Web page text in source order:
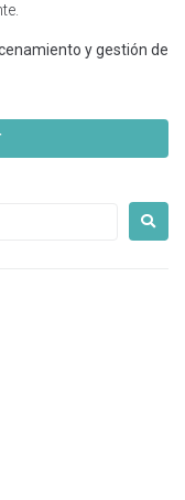
y gestión de